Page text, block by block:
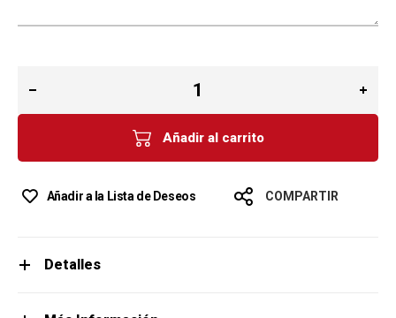
Añadir al carrito
Añadir a la Lista de Deseos COMPARTIR
Detalles